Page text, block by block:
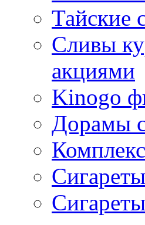
Тайские
Сливы
акциями
Kinogo
Дорамы